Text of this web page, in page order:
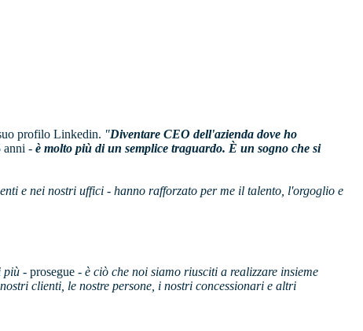
profilo Linkedin. "Diventare CEO dell'azienda dove ho
anni - è molto più di un semplice traguardo. È un sogno che si
e nei nostri uffici - hanno rafforzato per me il talento, l'orgoglio e
più - prosegue - è ciò che noi siamo riusciti a realizzare insieme
clienti, le nostre persone, i nostri concessionari e altri